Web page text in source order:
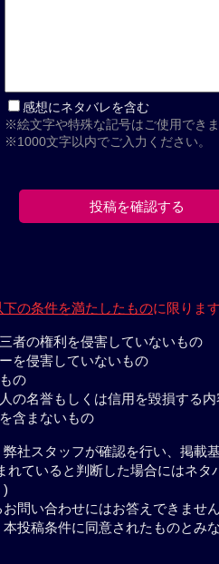
感想にネタバレを含む
※絵文字や特殊な記号はご使用できま
※1000文字以内でご入力ください。
下の条件を満たしたものに限ります
者の権利を侵害していないもの
を侵害していないもの
の
の名誉もしくは信用を毀損する
含まないもの
社スタッフが確認を行い、掲載
れていると判断した場合にはネタ
)
問い合わせにはお答えできませ
投稿条件に同意されたものとみな